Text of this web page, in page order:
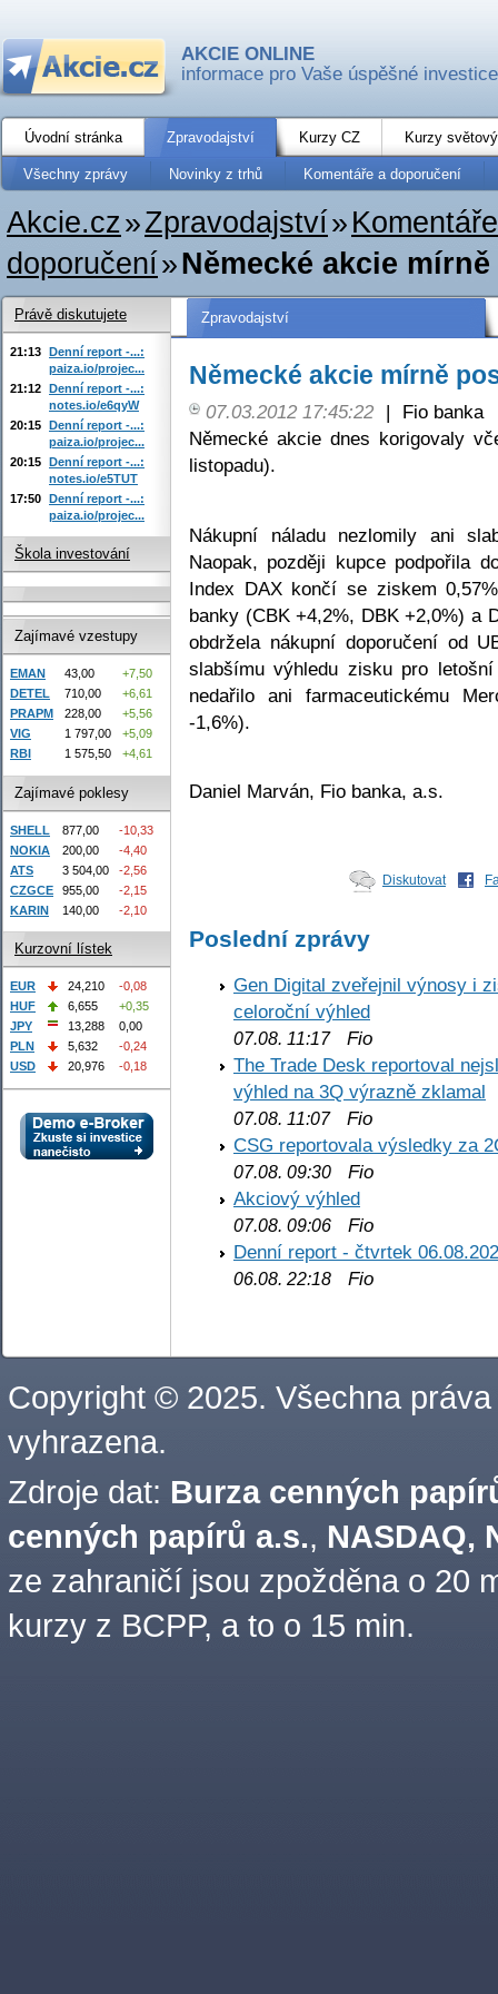
AKCIE ONLINE
informace pro Vaše úspěšné investice
Úvodní stránka Zpravodajství Kurzy CZ Kurzy
Všechny zprávy Novinky z trhů Komentáře a doporučení
Akcie.cz»Zpravodajství»
doporučení»Německé akcie
Zpravodajství
Německé akcie mírně
07.03.2012 17:45:22 |
Fio banka
Německé akcie dnes korigovaly
listopadu).
Nákupní náladu nezlomily ani
Naopak, později kupce podpořila
Index DAX končí se ziskem
banky (CBK +4,2%, DBK +2,0%) a
obdržela nákupní doporučení od
slabšímu výhledu zisku pro
nedařilo ani farmaceutickému
-1,6%).
Daniel Marván, Fio banka, a.s.
Diskutovat
Poslední zprávy
Gen Digital zveřejnil výnosy i
celoroční výhled
07.08. 11:17Fio
The Trade Desk reportoval
výhled na 3Q výrazně zklamal
07.08. 11:07Fio
CSG reportovala výsledky za
07.08. 09:30 Fio
Akciový výhled
07.08. 09:06 Fio
Denní report - čtvrtek
06.08. 22:18 Fio
Právě diskutujete
21:13 Denní report -...:
paiza.io/projec...
21:12 Denní report -...:
notes.io/e6qyW
20:15 Denní report -...:
paiza.io/projec...
20:15 Denní report -...:
notes.io/e5TUT
17:50 Denní report -...:
paiza.io/projec...
Škola investování
Zajímavé vzestupy
EMAN 43,00
+7,50
DETEL
710,00
+6,61
PRAPM
228,00
+5,56
VIG
1 797,00
+5,09
RBI
1 575,50 +4,61
Zajímavé poklesy
SHELL 877,00
-10,33
NOKIA
200,00
-4,40
ATS
3 504,00
-2,56
CZGCE
955,00
-2,15
KARIN
140,00 -2,10
Kurzovní lístek
EUR 24,210
-0,08
HUF
6,655
+0,35
JPY
13,288
0,00
PLN
5,632
-0,24
USD
20,976 -0,18
Copyright © 2025. Všechna práva
vyhrazena.
Zdroje dat: Burza cenných
cenných papírů a.s., NASDAQ,
ze zahraničí jsou zpožděna o 20
kurzy z BCPP, a to o 15 min.